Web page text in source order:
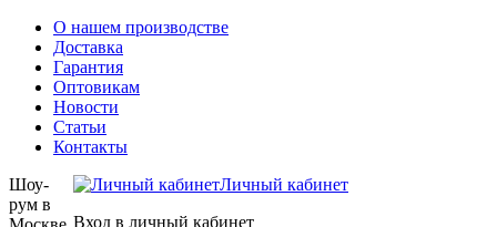
О нашем производстве
Доставка
Гарантия
Оптовикам
Новости
Статьи
Контакты
Личный кабинет
Вход в личный кабинет
Шоу-
рум в